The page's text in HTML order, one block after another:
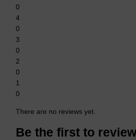
0
4
0
3
0
2
0
1
0
There are no reviews yet.
Be the first to